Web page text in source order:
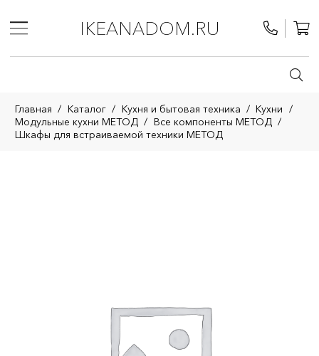
IKEANADOM.RU
Главная / Каталог / Кухня и бытовая техника / Кухни /
Модульные кухни МЕТОД / Все компоненты МЕТОД /
Шкафы для встраиваемой техники МЕТОД